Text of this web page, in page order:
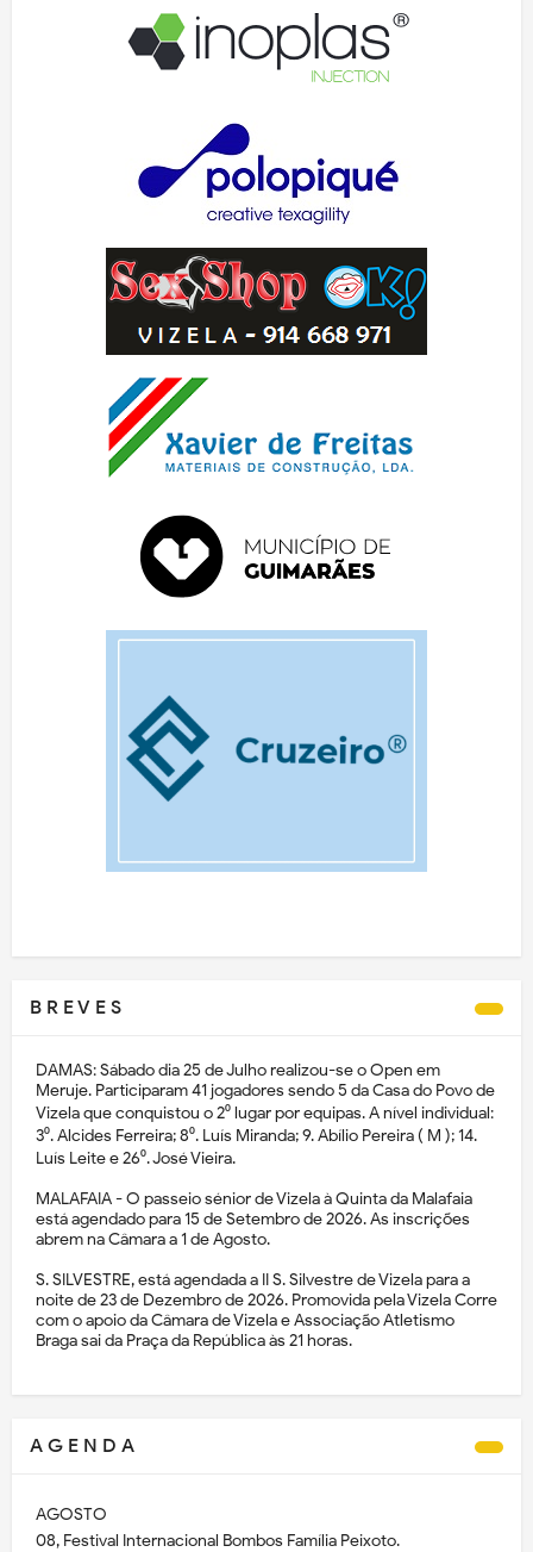
B R E V E S
DAMAS: Sábado dia 25 de Julho realizou-se o Open em
Meruje. Participaram 41 jogadores sendo 5 da Casa do Povo de
Vizela que conquistou o 2⁰ lugar por equipas. A nível individual:
3⁰. Alcides Ferreira; 8⁰. Luís Miranda; 9. Abílio Pereira ( M ); 14.
Luís Leite e 26⁰. José Vieira.
MALAFAIA - O passeio sénior de Vizela à Quinta da Malafaia
está agendado para 15 de Setembro de 2026. As inscrições
abrem na Câmara a 1 de Agosto.
S. SILVESTRE, está agendada a II S. Silvestre de Vizela para a
noite de 23 de Dezembro de 2026. Promovida pela Vizela Corre
com o apoio da Câmara de Vizela e Associação Atletismo
Braga sai da Praça da República às 21 horas.
A G E N D A
AGOSTO
08, Festival Internacional Bombos Família Peixoto.